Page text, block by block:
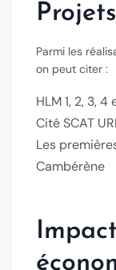
Parmi les
on peut citer :
HLM 1, 2, 3, 4
CitéSCAT
Les
Cambérène